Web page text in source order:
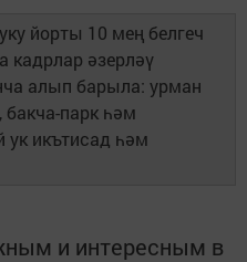
йорты 10 мең белгеч
кадрлар әзерләү
алып барыла: урман
парк һәм
икътисад һәм
и интересным в